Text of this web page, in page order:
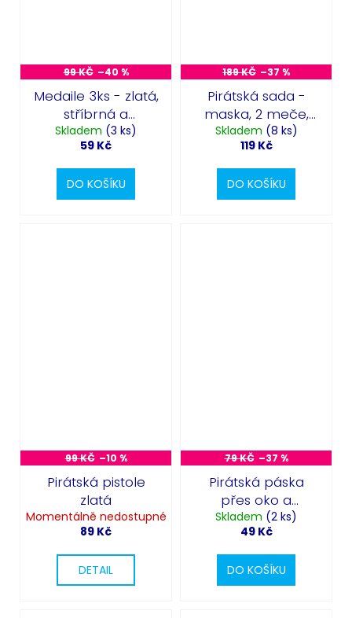
99 KČ –40 %
Medaile 3ks - zlatá,
stříbrná a
bronzová
Skladem (3 ks)
59 Kč
DO KOŠÍKU
189 KČ –37 %
Pirátská sada -
maska, 2 meče,
prsten a přívěšek
Skladem (8 ks)
119 Kč
DO KOŠÍKU
99 KČ –10 %
Pirátská pistole
zlatá
Momentálně nedostupné
89 Kč
DETAIL
79 KČ –37 %
Pirátská páska
přes oko a
náušnice
Skladem (2 ks)
49 Kč
DO KOŠÍKU